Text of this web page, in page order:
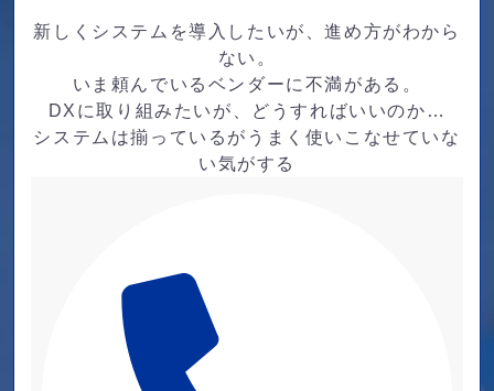
新しくシステムを導入したいが、進め方がわから
ない。
いま頼んでいるベンダーに不満がある。
DXに取り組みたいが、どうすればいいのか…
システムは揃っているがうまく使いこなせていな
い気がする